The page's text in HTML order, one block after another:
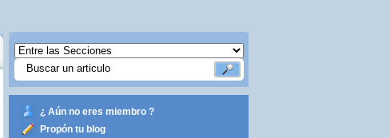
¿ Aún no eres miembro ?
Propón tu blog